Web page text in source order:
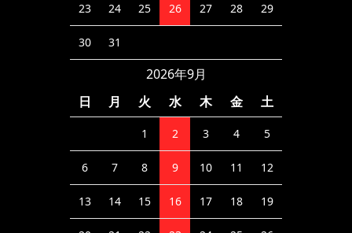
23 24 25 26 27 28 29
30 31
2026年9月
日
月 火 水 木 金 土
1 2 3 4 5
6 7 8 9 10 11 12
13 14 15 16 17 18 19